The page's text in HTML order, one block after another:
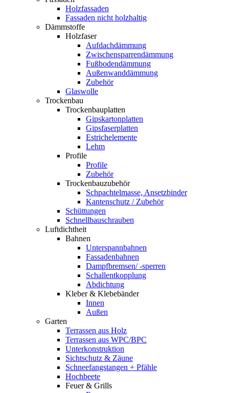
Holzfassaden
Fassaden nicht holzhaltig
Dämmstoffe
Holzfaser
Aufdachdämmung
Zwischensparrendämmung
Fußbodendämmung
Außenwanddämmung
Zubehör
Glaswolle
Trockenbau
Trockenbauplatten
Gipskartonplatten
Gipsfaserplatten
Estrichelemente
Lehm
Profile
Profile
Zubehör
Trockenbauzubehör
Schpachtelmasse, Ansetzbinder
Kantenschutz / Zubehör
Schüttungen
Schnellbauschrauben
Luftdichtheit
Bahnen
Unterspannbahnen
Fassadenbahnen
Dampfbremsen/ -sperren
Schallentkopplung
Abdichtung
Kleber & Klebebänder
Innen
Außen
Garten
Terrassen aus Holz
Terrassen aus WPC/BPC
Unterkonstruktion
Sichtschutz & Zäune
Schneefangstangen + Pfähle
Hochbeete
Feuer & Grills